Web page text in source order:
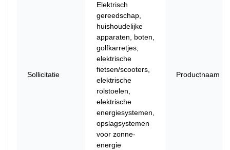
Sollicitatie
Elektrisch
gereedschap,
huishoudelijke
apparaten, boten,
golfkarretjes,
elektrische
fietsen/scooters,
elektrische
rolstoelen,
elektrische
energiesystemen,
opslagsystemen
voor zonne-
energie
Productnaam